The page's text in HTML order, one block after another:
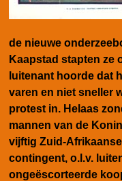
de nieuwe
Kaapstad stapten ze
luitenant hoorde dat
varen en niet sneller
protest in. Helaas
mannen van de
vijftig Zuid-
contingent, o.l.v.
ongeëscorteerde